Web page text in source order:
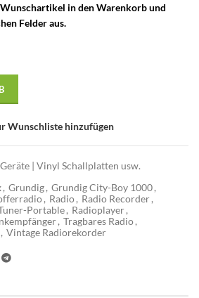
in den Warenkorb und
Felder aus.
Wunschliste hinzufügen
| Vinyl Schallplatten usw.
, Grundig, Grundig City-Boy 1000,
, Radio, Radio Recorder,
Portable, Radioplayer,
, Tragbares Radio,
, Vintage Radiorekorder